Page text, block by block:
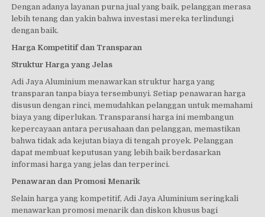
Dengan adanya layanan purna jual yang baik, pelanggan merasa
lebih tenang dan yakin bahwa investasi mereka terlindungi
dengan baik.
Harga Kompetitif dan Transparan
Struktur Harga yang Jelas
Adi Jaya Aluminium menawarkan struktur harga yang
transparan tanpa biaya tersembunyi. Setiap penawaran harga
disusun dengan rinci, memudahkan pelanggan untuk memahami
biaya yang diperlukan. Transparansi harga ini membangun
kepercayaan antara perusahaan dan pelanggan, memastikan
bahwa tidak ada kejutan biaya di tengah proyek. Pelanggan
dapat membuat keputusan yang lebih baik berdasarkan
informasi harga yang jelas dan terperinci.
Penawaran dan Promosi Menarik
Selain harga yang kompetitif, Adi Jaya Aluminium seringkali
menawarkan promosi menarik dan diskon khusus bagi